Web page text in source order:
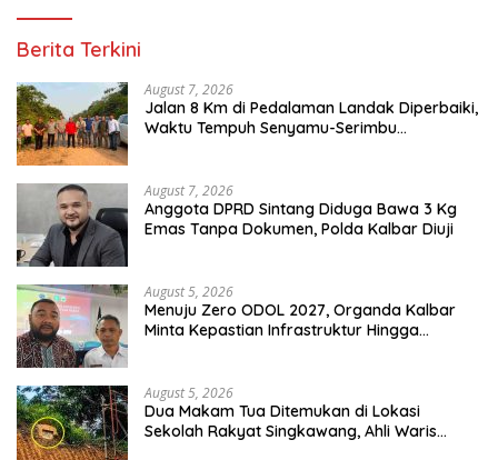
Berita Terkini
August 7, 2026
Jalan 8 Km di Pedalaman Landak Diperbaiki,
Waktu Tempuh Senyamu-Serimbu
August 7, 2026
Anggota DPRD Sintang Diduga Bawa 3 Kg
Emas Tanpa Dokumen, Polda Kalbar Diuji
August 5, 2026
Menuju Zero ODOL 2027, Organda Kalbar
Minta Kepastian Infrastruktur Hingga
August 5, 2026
Dua Makam Tua Ditemukan di Lokasi
Sekolah Rakyat Singkawang, Ahli Waris